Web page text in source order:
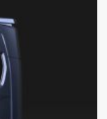
osanro 2761789.
"XT"-teräspuskureihin.
ja